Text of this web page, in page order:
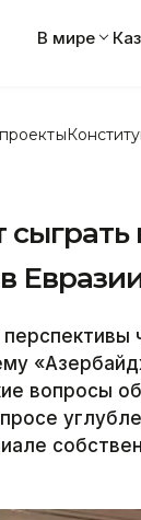
В мире
вопросы